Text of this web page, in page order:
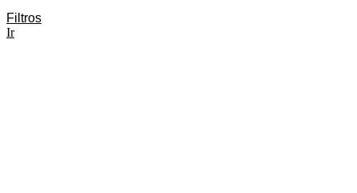
Filtros
Ir